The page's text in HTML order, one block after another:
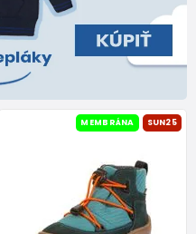
MEMBRÁNA SUN25